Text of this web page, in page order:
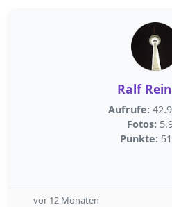
Ralf
Aufrufe:
Fotos:
Punkte:
vor 12 Monaten